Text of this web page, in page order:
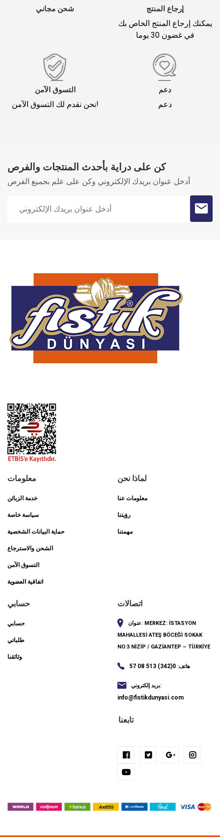
شحن مجاني إرجاع المنتج
يمكنك إرجاع المنتج الخاص بك
في غضون 30 يوما
التسوق الآمن
نحن نقدم لك التسوق الآمن!
دعم
دعم
كن على دراية بأحدث المنتجات والفرص
أدخل عنوان بريدك الإلكتروني وكن على علم بجميع الفرص
معلومات
خدمة الزبائن
سياسة خاصة
حماية البيانات الشخصية
الشحن والاسترجاع
التسوق الآمن
اتفاقية العضوية
لماذا نحن
معلومات عنا
رؤيتنا
مهمتنا
حسابي
حسابي
طلباتي
وثائقنا
اتصالات
عنوان: MERKEZ: İSTASYON
MAHALLESİ ATEŞ BÖCEĞİ SOKAK
NO:3 NİZİP / GAZİANTEP – TÜRKİYE
هاتف: 0(342) 513 08 57
بريد إلكتروني:
info@fistikdunyasi.com
تابعنا